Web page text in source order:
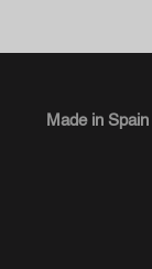
Made in Spain